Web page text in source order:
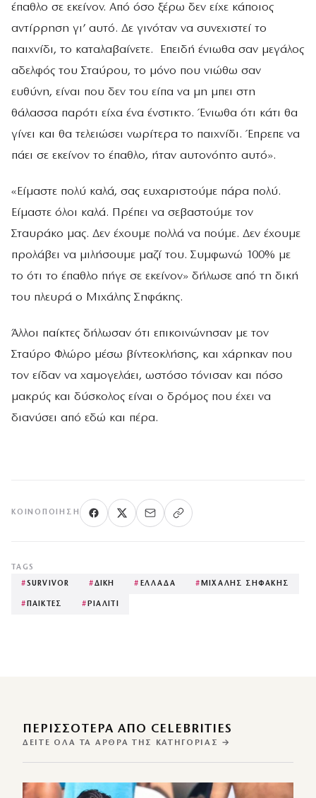
έπαθλο σε εκείνον. Από όσο ξέρω δεν είχε κάποιος
αντίρρηση γι’ αυτό. Δε γινόταν να συνεχιστεί το
παιχνίδι, το καταλαβαίνετε. Επειδή ένιωθα σαν μεγάλος
αδελφός του Σταύρου, το μόνο που νιώθω σαν
ευθύνη, είναι που δεν του είπα να μη μπει στη
θάλασσα παρότι είχα ένα ένστικτο. Ένιωθα ότι κάτι θα
γίνει και θα τελειώσει νωρίτερα το παιχνίδι. Έπρεπε να
πάει σε εκείνον το έπαθλο, ήταν αυτονόητο αυτό».
«Είμαστε πολύ καλά, σας ευχαριστούμε πάρα πολύ.
Είμαστε όλοι καλά. Πρέπει να σεβαστούμε τον
Σταυράκο μας. Δεν έχουμε πολλά να πούμε. Δεν έχουμε
προλάβει να μιλήσουμε μαζί του. Συμφωνώ 100% με
το ότι το έπαθλο πήγε σε εκείνον» δήλωσε από τη δική
του πλευρά ο Μιχάλης Σηφάκης.
Άλλοι παίκτες δήλωσαν ότι επικοινώνησαν με τον
Σταύρο Φλώρο μέσω βίντεοκλήσης, και χάρηκαν που
τον είδαν να χαμογελάει, ωστόσο τόνισαν και πόσο
μακρύς και δύσκολος είναι ο δρόμος που έχει να
διανύσει από εδώ και πέρα.
ΚΟΙΝΟΠΟΊΗΣΗ
TAGS
#SURVIVOR #ΔΙΚΗ # ΕΛΛΑΔΑ # ΜΙΧΑΛΗΣ ΣΗΦΑΚΗΣ
# ΠΑΙΚΤΕΣ # ΡΙΑΛΙΤΙ
ΠΕΡΙΣΣΌΤΕΡΑ ΑΠΌ CELEBRITIES
ΔΕΊΤΕ ΌΛΑ ΤΑ ΆΡΘΡΑ ΤΗΣ ΚΑΤΗΓΟΡΊΑΣ →